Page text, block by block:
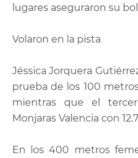
lugares aseguraron su
Volaron en la pista
Jéssica Jorquera
prueba de los 100
mientras que el
Monjaras Valencia con
En los 400 metros